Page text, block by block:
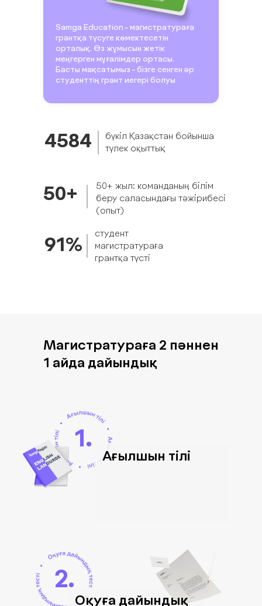
4584
Samga Education - магистратураға
грантқа түсуге көмектесетін
орталық. Өз жұмысын жетік
меңгерген мұғалімдер ортасы.
Басты мақсатымыз - бізге сенген әр
студенттің грант иегері болуы
бүкіл Қазақстан бойынша
түлек оқыттық
91%
студент
магистратураға
грантқа түсті
50+
50+ жыл: команданың білім
беру саласындағы тәжірибесі
(опыт)
Магистратураға 2 пәннен
1 айда дайындық
1.
Ағылшын тілі
Оқуға дайындық
2.